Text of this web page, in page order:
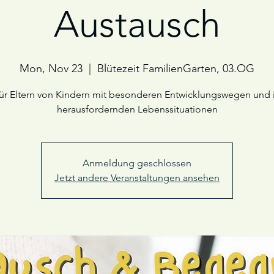
Austausch
Mon, Nov 23 Blütezeit FamilienGarten, 03.OG
Eltern von Kindern mit besonderen Entwicklungswegen und
herausfordernden Lebenssituationen
Anmeldung geschlossen
Jetzt andere Veranstaltungen ansehen